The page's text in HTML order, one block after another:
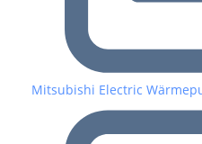
Mitsubishi Electric